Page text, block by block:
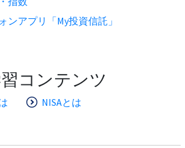
ンアプリ「My投資信託」
コンテンツ
NISAとは